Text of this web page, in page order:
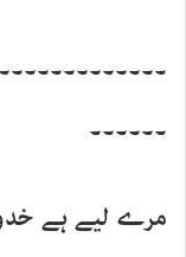
۔۔۔۔۔۔
مرے لیے ہے